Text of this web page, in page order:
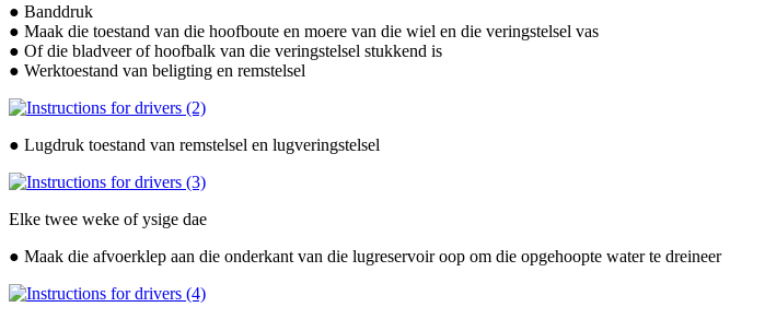
● Banddruk
● Maak die toestand van die hoofboute en moere van die wiel en die veringstelsel vas
● Of die bladveer of hoofbalk van die veringstelsel stukkend is
● Werktoestand van beligting en remstelsel
● Lugdruk toestand van remstelsel en lugveringstelsel
Elke twee weke of ysige dae
● Maak die afvoerklep aan die onderkant van die lugreservoir oop om die opgehoopte water te dreineer